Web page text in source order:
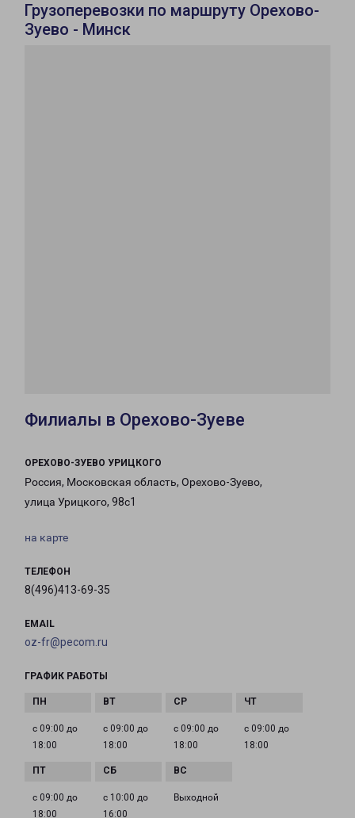
Грузоперевозки по маршруту Орехово-
Зуево - Минск
Филиалы в Орехово-Зуеве
ОРЕХОВО-ЗУЕВО УРИЦКОГО
Россия, Московская область, Орехово-Зуево,
улица Урицкого, 98с1
на карте
ТЕЛЕФОН
8(496)413-69-35
EMAIL
oz-fr@pecom.ru
ГРАФИК РАБОТЫ
с 09:00 до
18:00
с 09:00 до
18:00
с 09:00 до
18:00
с 09:00 до
18:00
с 09:00 до
18:00
с 10:00 до
16:00
Выходной